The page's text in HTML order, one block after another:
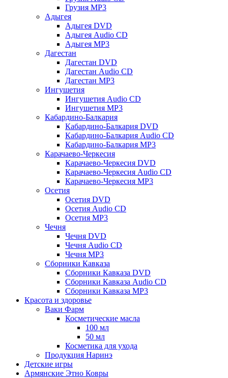
Грузия MP3
Адыгея
Адыгея DVD
Адыгея Audio CD
Адыгея MP3
Дагестан
Дагестан DVD
Дагестан Audio CD
Дагестан MP3
Ингушетия
Ингушетия Audio CD
Ингушетия MP3
Кабардино-Балкария
Кабардино-Балкария DVD
Кабардино-Балкария Audio CD
Кабардино-Балкария MP3
Карачаево-Черкесия
Карачаево-Черкесия DVD
Карачаево-Черкесия Audio CD
Карачаево-Черкесия MP3
Осетия
Осетия DVD
Осетия Audio CD
Осетия MP3
Чечня
Чечня DVD
Чечня Audio CD
Чечня MP3
Сборники Кавказа
Сборники Кавказа DVD
Сборники Кавказа Audio CD
Сборники Кавказа MP3
Красота и здоровье
Ваки Фарм
Косметические масла
100 мл
50 мл
Косметика для ухода
Продукция Наринэ
Детские игры
Армянские Этно Ковры